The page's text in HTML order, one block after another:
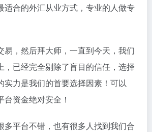
适合的外汇从业方式，专业的人做专
易，然后拜大师，一直到今天，我们
，已经完全剔除了盲目的信任，选择
实力是我们的首要选择因素！可以
资金绝对安全！
多平台不错，也有很多人找到我们合